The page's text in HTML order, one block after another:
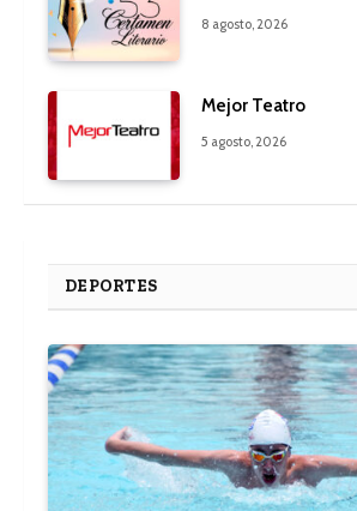
8 agosto, 2026
Mejor Teatro
5 agosto, 2026
DEPORTES